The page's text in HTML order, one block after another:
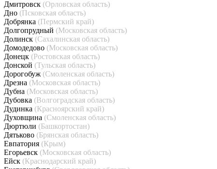
Дмитровск (Орловская область)
Дно (Псковская область)
Добрянка (Пермский край)
Долгопрудный (Московская область)
Долинск (Сахалинская область)
Домодедово (Московская область)
Донецк (Ростовская область)
Донской (Тульская область)
Дорогобуж (Смоленская область)
Дрезна (Московская область)
Дубна (Московская область)
Дубовка (Волгоградская область)
Дудинка (Красноярский край)
Духовщина (Смоленская область)
Дюртюли (Башкортостан)
Дятьково (Брянская область)
Евпатория (Крым)
Егорьевск (Московская область)
Ейск (Краснодарский край)